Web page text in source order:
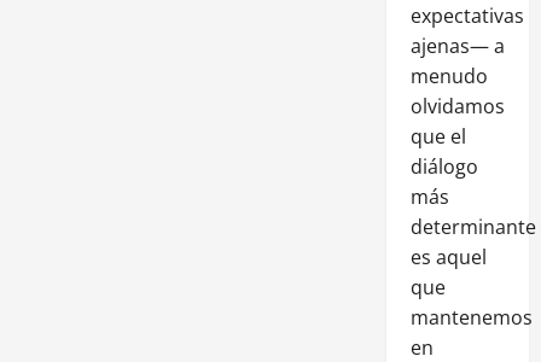
expectativas
ajenas— a
menudo
olvidamos
que el
diálogo
más
determinante
es aquel
que
mantenemos
en